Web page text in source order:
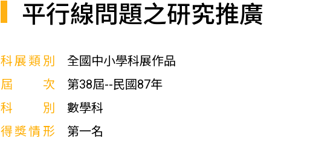
平行線問題之研究推廣
科展類別
全國中小學科展作品
屆次
第38屆--民國87年
科別
數學科
得獎情形
第一名